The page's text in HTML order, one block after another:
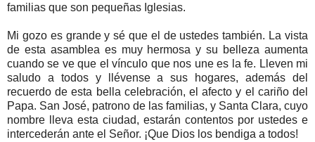
familias que son pequeñas Iglesias.
Mi gozo es grande y sé que el de ustedes también. La vista
de esta asamblea es muy hermosa y su belleza aumenta
cuando se ve que el vínculo que nos une es la fe. Lleven mi
saludo a todos y llévense a sus hogares, además del
recuerdo de esta bella celebración, el afecto y el cariño del
Papa. San José, patrono de las familias, y Santa Clara, cuyo
nombre lleva esta ciudad, estarán contentos por ustedes e
intercederán ante el Señor. ¡Que Dios los bendiga a todos!